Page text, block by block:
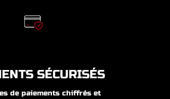
SÉCURISÉS
de paiements chiffrés et